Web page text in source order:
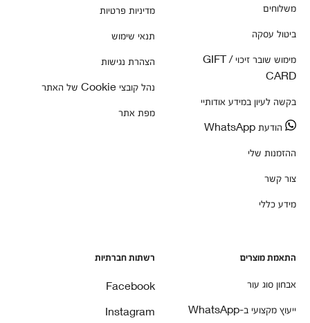
משלוחים
ביטול עסקה
מימוש שובר זיכוי / GIFT
CARD
בקשה לעיון במידע אודותיי
הודעת WhatsApp
ההזמנות שלי
צור קשר
מידע כללי
מדיניות פרטיות
תנאי שימוש
הצהרת נגישות
נהל קובצי Cookie של האתר
מפת אתר
התאמת מוצרים
אבחון סוג עור
ייעוץ מקצועי ב-WhatsApp
רשתות חברתיות
Facebook
Instagram